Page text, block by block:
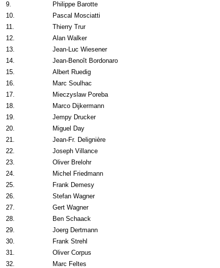
9.
Philippe Barotte
10.
Pascal Mosciatti
11.
Thierry Trur
12.
Alan Walker
13.
Jean-Luc Wiesener
14.
Jean-Benoît Bordonaro
15.
Albert Ruedig
16.
Marc Soulhac
17.
Mieczyslaw Poreba
18.
Marco Dijkermann
19.
Jempy Drucker
20.
Miguel Day
21.
Jean-Fr. Delignière
22.
Joseph Villance
23.
Oliver Brelohr
24.
Michel Friedmann
25.
Frank Demesy
26.
Stefan Wagner
27.
Gert Wagner
28.
Ben Schaack
29.
Joerg Dertmann
30.
Frank Strehl
31.
Oliver Corpus
32.
Marc Feltes